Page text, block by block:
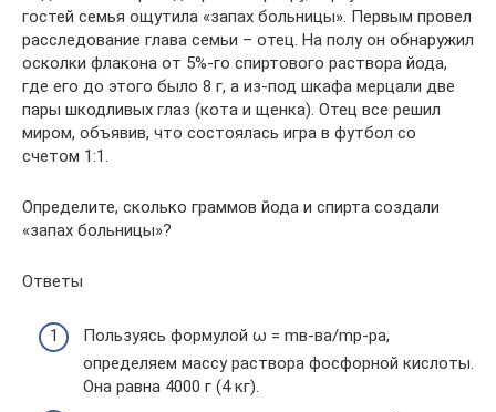
гостей семья ощутила «запах больницы». Первым провел
расследование глава семьи – отец. На полу он обнаружил
осколки флакона от 5%-го спиртового раствора йода,
где его до этого было 8 г, а из-под шкафа мерцали две
пары шкодливых глаз (кота и щенка). Отец все решил
миром, объявив, что состоялась игра в футбол со
счетом 1:1.
Определите, сколько граммов йода и спирта создали
«запах больницы»?
Ответы
Пользуясь формулой ω = mв-ва/mр-ра,
определяем массу раствора фосфорной кислоты.
Она равна 4000 г (4 кг).